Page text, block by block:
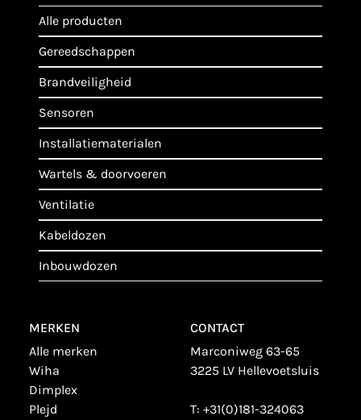
alle producten
gereedschappen
brandveiligheid
sensoren
installatiematerialen
wartels & doorvoeren
ventilatie
kabeldozen
inbouwdozen
MERKEN
alle merken
wiha
dimplex
plejd
CONTACT
Marconiweg 63-65
3225 LV Hellevoetsluis
T: +31(0)181-324063